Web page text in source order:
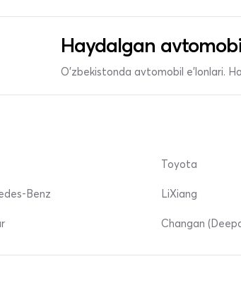
Haydalgan
O'zbekistonda avtomobil e’lonlari.
Benz
Toyota
LiXiang
Changan